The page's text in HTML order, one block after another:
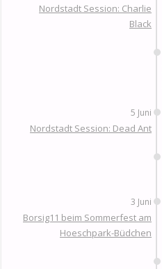
Nordstadt Session: Charlie
Black
5 Juni
Nordstadt Session: Dead Ant
3 Juni
Borsig11 beim Sommerfest am
Hoeschpark-Büdchen